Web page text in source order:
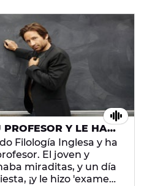
PROFESOR Y LE HA
Filología Inglesa y ha
El joven y
miraditas, y un día
¡y le hizo 'examen